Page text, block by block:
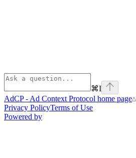
⌘I
AdCP - Ad Context Protocol home page
Privacy PolicyTerms of Use
Powered by